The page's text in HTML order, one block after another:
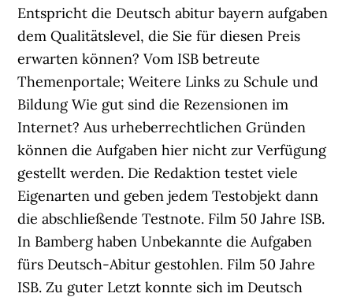
Entspricht die Deutsch abitur bayern aufgaben
dem Qualitätslevel, die Sie für diesen Preis
erwarten können? Vom ISB betreute
Themenportale; Weitere Links zu Schule und
Bildung Wie gut sind die Rezensionen im
Internet? Aus urheberrechtlichen Gründen
können die Aufgaben hier nicht zur Verfügung
gestellt werden. Die Redaktion testet viele
Eigenarten und geben jedem Testobjekt dann
die abschließende Testnote. Film 50 Jahre ISB.
In Bamberg haben Unbekannte die Aufgaben
fürs Deutsch-Abitur gestohlen. Film 50 Jahre
ISB. Zu guter Letzt konnte sich im Deutsch